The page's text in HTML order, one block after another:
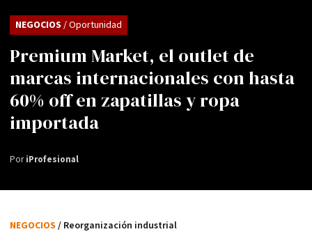
Premium Market, el outlet de
marcas internacionales con hasta
60% off en zapatillas y ropa
importada
NEGOCIOS / Oportunidad
PoriProfesional
NEGOCIOS / Reorganización industrial